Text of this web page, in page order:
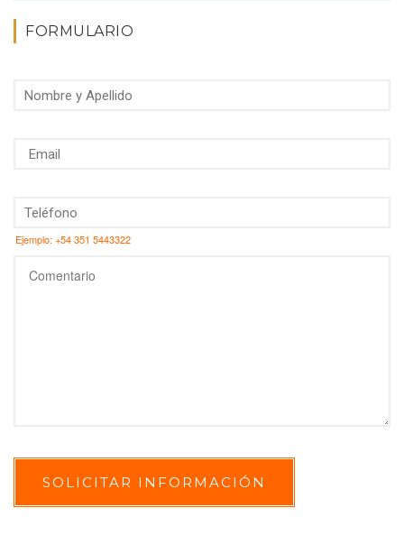
FORMULARIO
Ejemplo: +54 351 5443322
SOLICITAR INFORMACIÓN